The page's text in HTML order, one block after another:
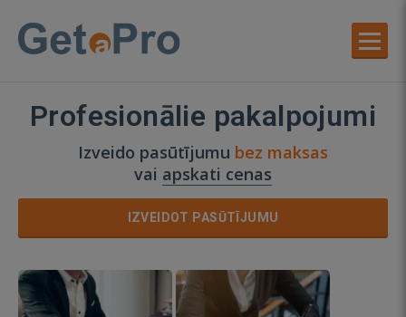
Profesionālie pakalpojumi
Izveido pasūtījumu bez maksas
vai apskati cenas
IZVEIDOT PASŪTĪJUMU